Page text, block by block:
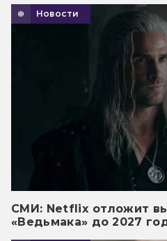
Новости
СМИ: Netflix отложит
«Ведьмака» до 2027